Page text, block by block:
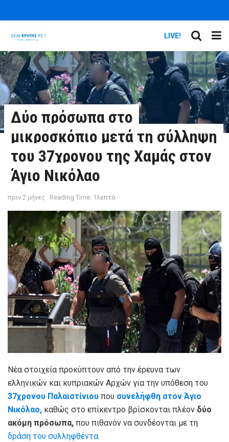
LIVE!
Δύο πρόσωπα στο
μικροσκόπιο μετά τη σύλληψη
του 37χρονου της Χαμάς στον
Άγιο Νικόλαο
πριν 2 μήνες Reading Time: 1λεπτά
Νέα στοιχεία προκύπτουν από την έρευνα των
ελληνικών και κυπριακών Αρχών για την υπόθεση του
37χρονου Παλαιστίνιου που συνελήφθη στον Άγιο
Νικόλαο, καθώς στο επίκεντρο βρίσκονται πλέον δύο
ακόμη πρόσωπα, που πιθανόν να συνδέονται με τη
δράση του συλληφθέντα.